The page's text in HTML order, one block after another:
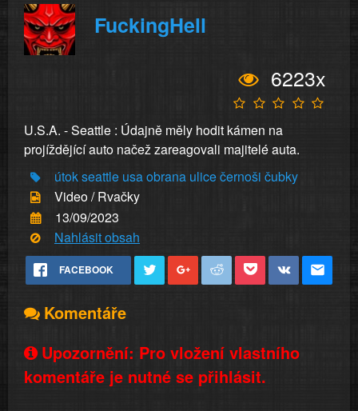
FuckingHell
6223x
U.S.A. - Seattle : Údajně měly hodit kámen na
projíždějící auto načež zareagovali majitelé auta.
útokseattle usaobrana ulicečernoši čubky
Video / Rvačky
13/09/2023
Nahlásit obsah
FACEBOOK
Komentáře
Upozornění: Pro vložení vlastního
komentáře je nutné se přihlásit.